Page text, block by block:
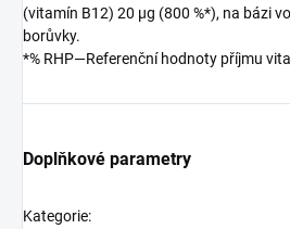
(vitamín B12) 20 µg (800 %*), na bázi
borůvky.
*% RHP—Referenční hodnoty příjmu
Doplňkové parametry
Kategorie: